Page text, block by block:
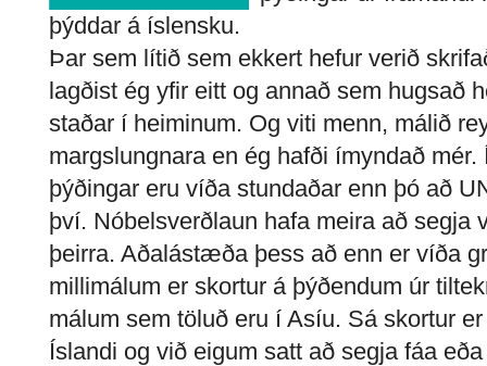
þýddar á íslensku.
Þar sem lítið sem ekkert hefur verið
lagðist ég yfir eitt og annað sem hugsað
staðar í heiminum. Og viti menn, málið
margslungnara en ég hafði ímyndað
þýðingar eru víða stundaðar enn þó að
því. Nóbelsverðlaun hafa meira að segja
þeirra. Aðalástæða þess að enn er víða
millimálum er skortur á þýðendum úr
málum sem töluð eru í Asíu. Sá skortur
Íslandi og við eigum satt að segja fáa